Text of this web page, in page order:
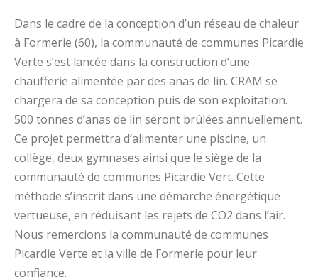
Dans le cadre de la conception d’un réseau de chaleur
à Formerie (60), la communauté de communes Picardie
Verte s’est lancée dans la construction d’une
chaufferie alimentée par des anas de lin. CRAM se
chargera de sa conception puis de son exploitation.
500 tonnes d’anas de lin seront brûlées annuellement.
Ce projet permettra d’alimenter une piscine, un
collège, deux gymnases ainsi que le siège de la
communauté de communes Picardie Vert. Cette
méthode s’inscrit dans une démarche énergétique
vertueuse, en réduisant les rejets de CO2 dans l’air.
Nous remercions la communauté de communes
Picardie Verte et la ville de Formerie pour leur
confiance.